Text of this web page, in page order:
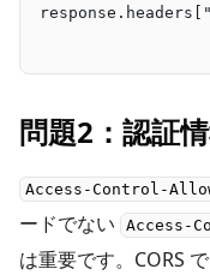
問題2：認証
Access-Control-
ードでない
Access-
は重要です。CORS